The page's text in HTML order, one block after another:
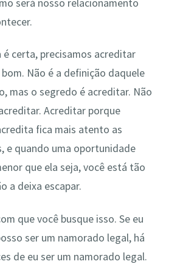
será nosso relacionamento
é certa, precisamos acreditar
Não é a definição daquele
mas o segredo é acreditar. Não
Acreditar porque
fica mais atento as
e quando uma oportunidade
que ela seja, você está tão
a deixa escapar.
que você busque isso. Se eu
ser um namorado legal, há
de eu ser um namorado legal.